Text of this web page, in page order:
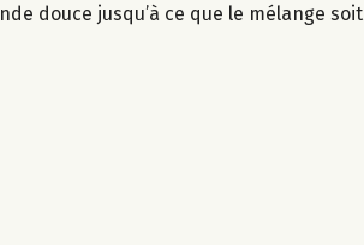
douce jusqu’à ce que le mélange soit